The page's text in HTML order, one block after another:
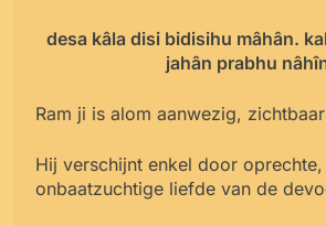
desa kâla disi bidisihu mâhân.
jahân prabhu
Ram ji is alom aanwezig,
Hij verschijnt enkel door
onbaatzuchtige liefde van de